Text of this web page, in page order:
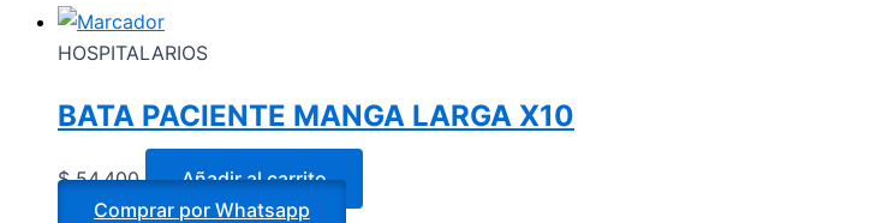
HOSPITALARIOS
BATA PACIENTE MANGA LARGA X10
$54.400
Añadir al carrito
Comprar por Whatsapp